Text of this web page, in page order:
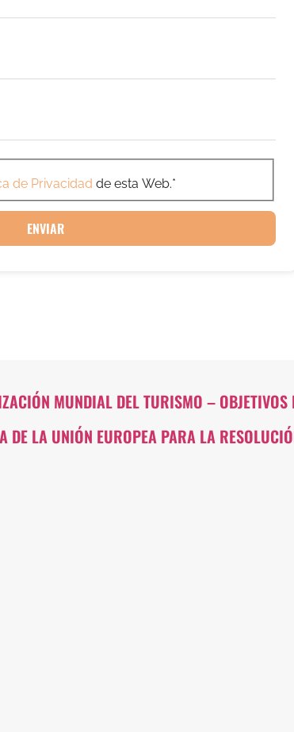
de Privacidad de esta Web.*
MUNDIAL DEL TURISMO –
DE LA UNIÓN EUROPEA PARA LA